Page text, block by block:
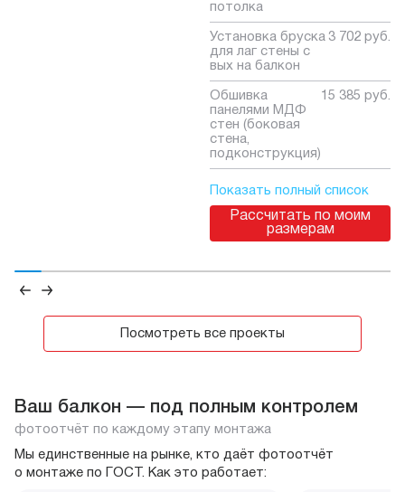
потолка
Установка бруска
для лаг стены с
вых на балкон
3 702 руб.
Обшивка
панелями МДФ
стен (боковая
стена,
подконструкция)
15 385 руб.
Показать полный список
Рассчитать по моим
размерам
Посмотреть все проекты
Ваш балкон — под полным контролем
фотоотчёт по каждому этапу монтажа
Мы единственные на рынке, кто даёт фотоотчёт
о монтаже по ГОСТ. Как это работает: